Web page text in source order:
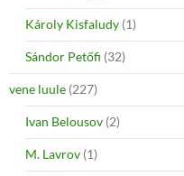
Károly Kisfaludy (1)
Sándor Petőfi (32)
vene luule (227)
Ivan Belousov (2)
M. Lavrov (1)